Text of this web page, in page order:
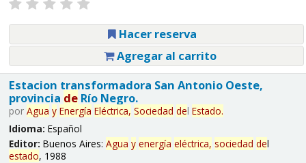
Hacer reserva
Agregar al carrito
Estacion transformadora San Antonio Oeste,
provincia deRío Negro.
por Agua y Energía Eléctrica, Sociedad del Estado.
Idioma: Español
Editor: Buenos Aires: Agua y energía eléctrica, sociedad del
estado, 1988